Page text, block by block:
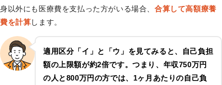
身以外にも医療費を支払った方がいる場合、 合算して高額療養
費を計算します。
適用区分「イ」と「ウ」を見てみると、自己負担
額の上限額が約2倍です。つまり、年収750万円
の人と800万円の方では、1ヶ月あたりの自己負